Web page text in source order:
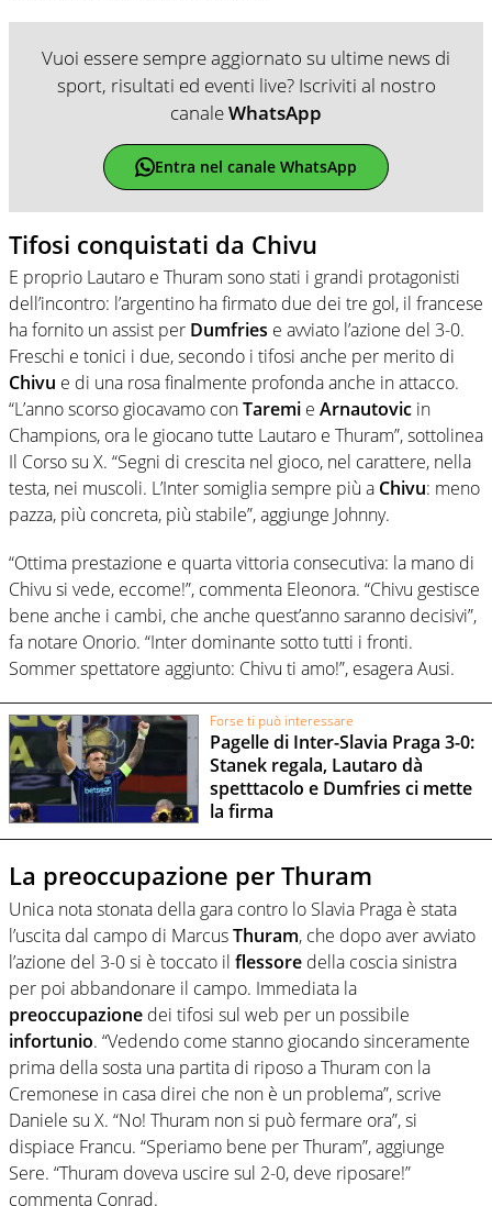
Vuoi essere sempre aggiornato su ultime news di
sport, risultati ed eventi live? Iscriviti al nostro
canaleWhatsApp
Entra nel canale WhatsApp
Tifosi conquistati da Chivu
E proprio Lautaro e Thuram sono stati i grandi protagonisti
dell’incontro: l’argentino ha firmato due dei tre gol, il francese
ha fornito un assist per Dumfries e avviato l’azione del 3-0.
Freschi e tonici i due, secondo i tifosi anche per merito di
Chivu e di una rosa finalmente profonda anche in attacco.
“L’anno scorso giocavamo conTaremi e Arnautovic in
Champions, ora le giocano tutte Lautaro e Thuram”, sottolinea
Il Corso su X. “Segni di crescita nel gioco, nel carattere, nella
testa, nei muscoli. L’Inter somiglia sempre più a Chivu: meno
pazza, più concreta, più stabile”, aggiunge Johnny.
“Ottima prestazione e quarta vittoria consecutiva: la mano di
Chivu si vede, eccome!”, commenta Eleonora. “Chivu gestisce
bene anche i cambi, che anche quest’anno saranno decisivi”,
fa notare Onorio. “Inter dominante sotto tutti i fronti.
Sommer spettatore aggiunto: Chivu ti amo!”, esagera Ausi.
Forse ti può interessare
Pagelle di Inter-Slavia Praga 3-0:
Stanek regala, Lautaro dà
spetttacolo e Dumfries ci mette
la firma
La preoccupazione per Thuram
Unica nota stonata della gara contro lo Slavia Praga è stata
l’uscita dal campo di MarcusThuram, che dopo aver avviato
l’azione del 3-0 si è toccato il flessore della coscia sinistra
per poi abbandonare il campo. Immediata la
preoccupazione dei tifosi sul web per un possibile
infortunio. “Vedendo come stanno giocando sinceramente
prima della sosta una partita di riposo a Thuram con la
Cremonese in casa direi che non è un problema”, scrive
Daniele su X. “No! Thuram non si può fermare ora”, si
dispiace Francu. “Speriamo bene per Thuram”, aggiunge
Sere. “Thuram doveva uscire sul 2-0, deve riposare!”
commenta Conrad.